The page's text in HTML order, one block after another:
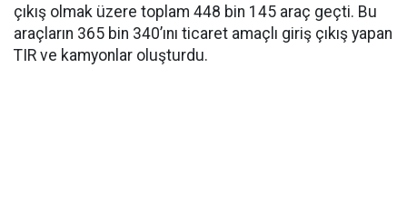
çıkış olmak üzere toplam 448 bin 145 araç geçti. Bu
araçların 365 bin 340’ını ticaret amaçlı giriş çıkış yapan
TIR ve kamyonlar oluşturdu.